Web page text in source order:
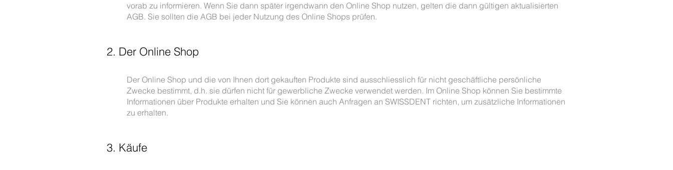
vorab zu informieren. Wenn Sie dann später irgendwann den Online Shop nutzen, gelten die dann gültigen aktualisierten
AGB. Sie sollten die AGB bei jeder Nutzung des Online Shops prüfen.
2. Der Online Shop
Der Online Shop und die von Ihnen dort gekauften Produkte sind ausschliesslich für nicht geschäftliche persönliche
Zwecke bestimmt, d.h. sie dürfen nicht für gewerbliche Zwecke verwendet werden. Im Online Shop können Sie bestimmte
Informationen über Produkte erhalten und Sie können auch Anfragen an SWISSDENT richten, um zusätzliche Informationen
zu erhalten.
3. Käufe